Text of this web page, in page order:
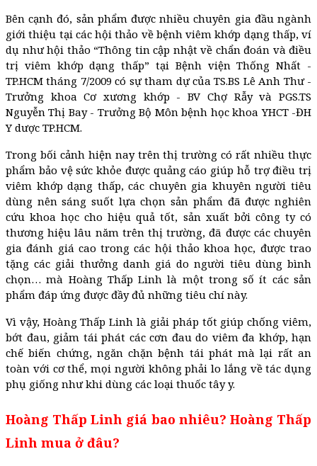
Bên cạnh đó, sản phẩm được nhiều chuyên gia đầu ngành
giới thiệu tại các hội thảo về bệnh viêm khớp dạng thấp, ví
dụ như hội thảo “Thông tin cập nhật về chẩn đoán và điều
trị viêm khớp dạng thấp” tại Bệnh viện Thống Nhất -
TP.HCM tháng 7/2009 có sự tham dự của TS.BS Lê Anh Thư -
Trưởng khoa Cơ xương khớp - BV Chợ Rẫy và PGS.TS
Nguyễn Thị Bay - Trưởng Bộ Môn bệnh học khoa YHCT -ĐH
Y dược TP.HCM.
Trong bối cảnh hiện nay trên thị trường có rất nhiều thực
phẩm bảo vệ sức khỏe được quảng cáo giúp hỗ trợ điều trị
viêm khớp dạng thấp, các chuyên gia khuyên người tiêu
dùng nên sáng suốt lựa chọn sản phẩm đã được nghiên
cứu khoa học cho hiệu quả tốt, sản xuất bởi công ty có
thương hiệu lâu năm trên thị trường, đã được các chuyên
gia đánh giá cao trong các hội thảo khoa học, được trao
tặng các giải thưởng danh giá do người tiêu dùng bình
chọn… mà Hoàng Thấp Linh là một trong số ít các sản
phẩm đáp ứng được đầy đủ những tiêu chí này.
Vì vậy, Hoàng Thấp Linh là giải pháp tốt giúp chống viêm,
bớt đau, giảm tái phát các cơn đau do viêm đa khớp, hạn
chế biến chứng, ngăn chặn bệnh tái phát mà lại rất an
toàn với cơ thể, mọi người không phải lo lắng về tác dụng
phụ giống như khi dùng các loại thuốc tây y.
Hoàng Thấp Linh giá bao nhiêu? Hoàng Thấp
Linh mua ở đâu?